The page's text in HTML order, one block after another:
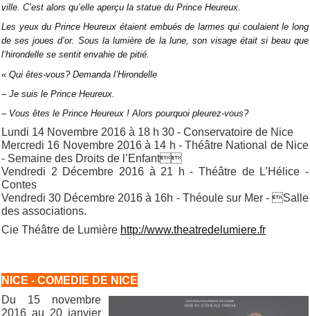
ville. C’est alors qu’elle aperçu la statue du Prince Heureux.
Les yeux du Prince Heureux étaient embués de larmes qui coulaient le long
de ses joues d’or. Sous la lumière de la lune, son visage était si beau que
l’hirondelle se sentit envahie de pitié.
« Qui êtes-vous? Demanda l’Hirondelle
– Je suis le Prince Heureux.
– Vous êtes le Prince Heureux ! Alors pourquoi pleurez-vous?
Lundi 14 Novembre 2016 à 18 h 30 - Conservatoire de Nice
Mercredi 16 Novembre 2016 à 14 h - Théâtre National de Nice
- Semaine des Droits de l’Enfant
Vendredi 2 Décembre 2016 à 21 h - Théâtre de L’Hélice -
Contes
Vendredi 30 Décembre 2016 à 16h - Théoule sur Mer - Salle
des associations.
Cie Théâtre de Lumière http://www.theatredelumiere.fr
NICE - COMEDIE DE NICE
Du 15 novembre
2016 au 20 janvier